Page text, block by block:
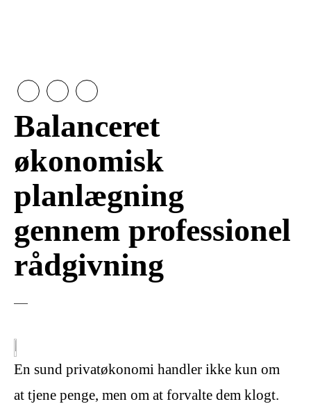
Balanceret
økonomisk
planlægning
gennem professionel
rådgivning
En sund privatøkonomi handler ikke kun om
at tjene penge, men om at forvalte dem klogt.